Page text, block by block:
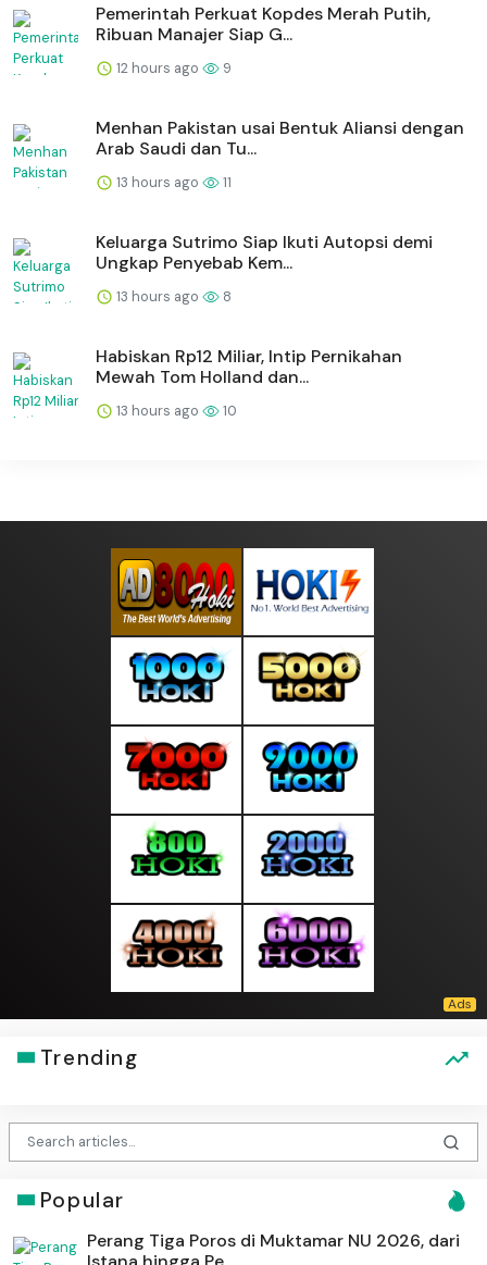
Pemerintah Perkuat Kopdes Merah Putih,
Ribuan Manajer Siap G...
12 hours ago 9
Menhan Pakistan usai Bentuk Aliansi dengan
Arab Saudi dan Tu...
13 hours ago 11
Keluarga Sutrimo Siap Ikuti Autopsi demi
Ungkap Penyebab Kem...
13 hours ago 8
Habiskan Rp12 Miliar, Intip Pernikahan
Mewah Tom Holland dan...
13 hours ago 10
Trending
Popular
Perang Tiga Poros di Muktamar NU 2026, dari